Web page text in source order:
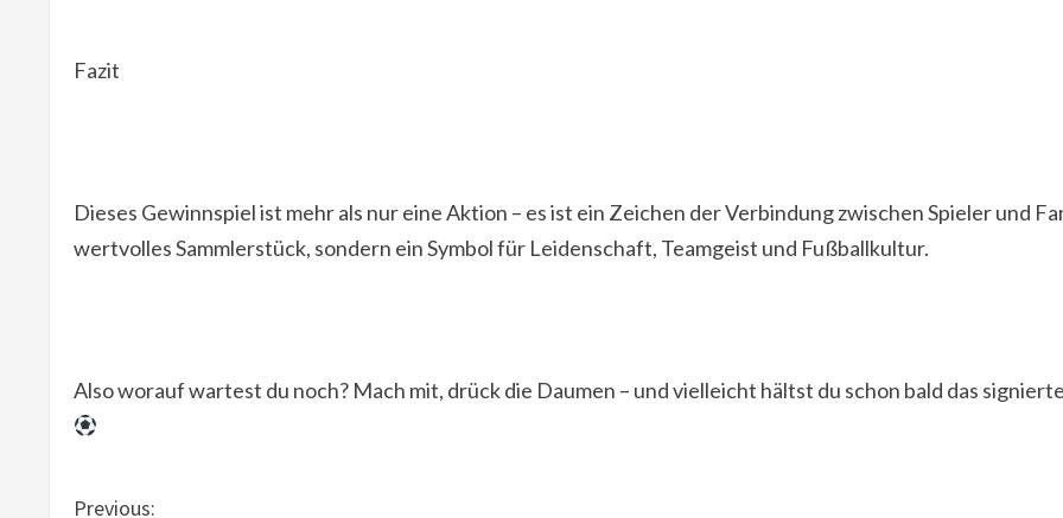
Fazit
Dieses Gewinnspiel ist mehr als nur eine Aktion – es ist ein Zeichen der Verbindung zwischen Spieler und
wertvolles Sammlerstück, sondern ein Symbol für Leidenschaft, Teamgeist und Fußballkultur.
Also worauf wartest du noch? Mach mit, drück die Daumen – und vielleicht hältst du schon bald das
Previous: